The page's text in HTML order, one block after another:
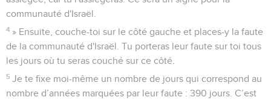
communauté d'Israël.
4 » Ensuite, couche-toi sur le côté gauche et places-y la faute
de la communauté d'Israël. Tu porteras leur faute sur toi tous
les jours où tu seras couché sur ce côté.
5 Je te fixe moi-même un nombre de jours qui correspond au
nombre d’années marquées par leur faute : 390 jours. C’est